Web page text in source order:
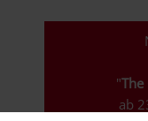
"The
ab